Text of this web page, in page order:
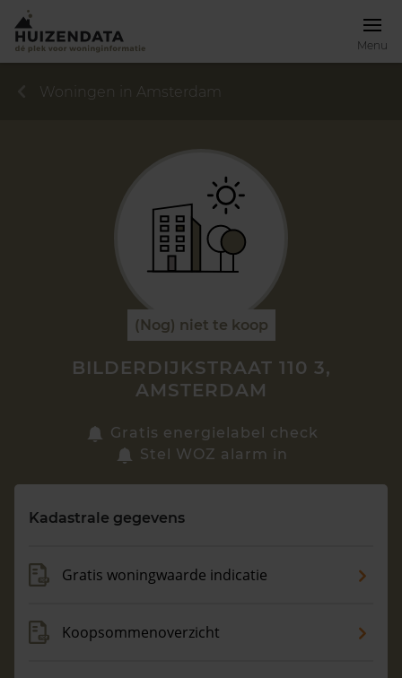
Menu
Vragen? Neem contact met ons op
088 220 4200
Woningen in Amsterdam
(Nog) niet te koop
BILDERDIJKSTRAAT 110 3,
AMSTERDAM
Gratis energielabel check
Stel WOZ alarm in
Kadastrale gegevens
Gratis woningwaarde indicatie
Koopsommenoverzicht